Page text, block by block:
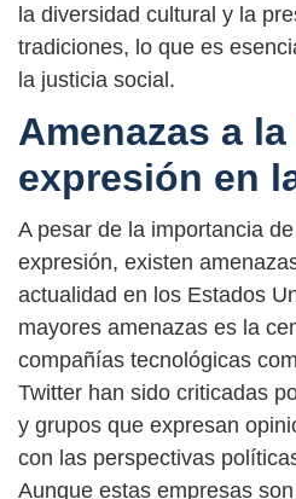
la diversidad cultural y la
tradiciones, lo que es
la justicia social.
Amenazas a
expresión en
A pesar de la importancia
expresión, existen
actualidad en los Estados
mayores amenazas es la
compañías tecnológicas
Twitter han sido criticadas
y grupos que expresan
con las perspectivas
Aunque estas empresas